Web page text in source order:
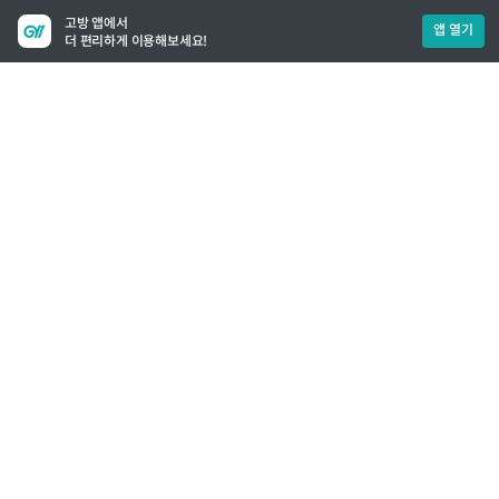
고방 앱에서
더 편리하게 이용해보세요!
앱 열기